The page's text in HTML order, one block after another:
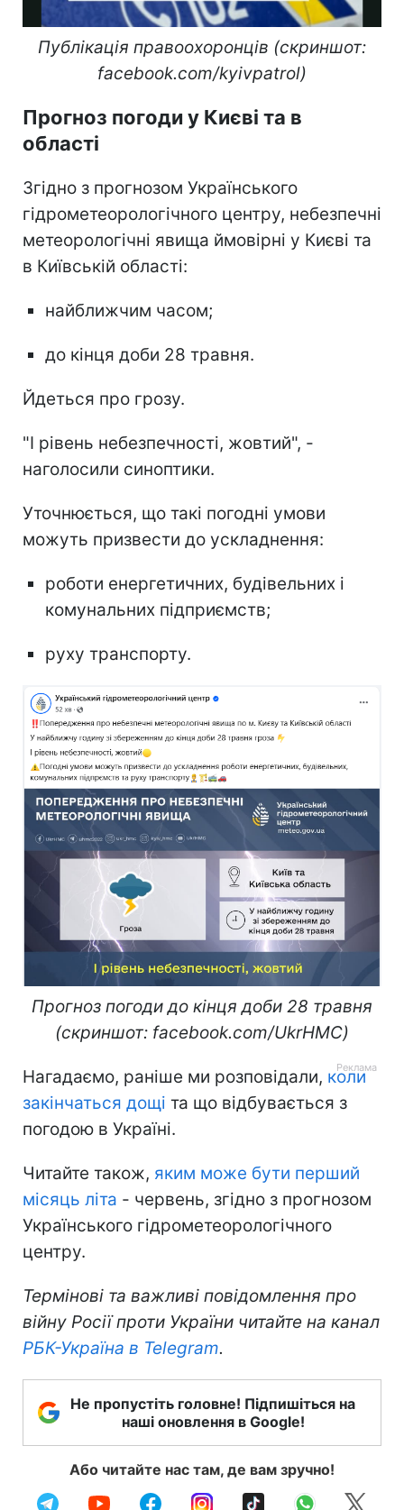
Публікація правоохоронців (скриншот:
facebook.com/kyivpatrol)
Прогноз погоди у Києві та в
області
Згідно з прогнозом Українського
гідрометеорологічного центру, небезпечні
метеорологічні явища ймовірні у Києві та
в Київській області:
найближчим часом;
до кінця доби 28 травня.
Йдеться про грозу.
"І рівень небезпечності, жовтий", -
наголосили синоптики.
Уточнюється, що такі погодні умови
можуть призвести до ускладнення:
роботи енергетичних, будівельних і
комунальних підприємств;
руху транспорту.
Прогноз погоди до кінця доби 28 травня
(скриншот: facebook.com/UkrHMC)
Нагадаємо, раніше ми розповідали, коли
закінчаться дощі та що відбувається з
погодою в Україні.
Читайте також, яким може бути перший
місяць літа - червень, згідно з прогнозом
Українського гідрометеорологічного
центру.
Термінові та важливі повідомлення про
війну Росії проти України читайте на канал
РБК-Україна в Telegram.
Не пропустіть головне! Підпишіться на
наші оновлення в Google!
Або читайте нас там, де вам зручно!